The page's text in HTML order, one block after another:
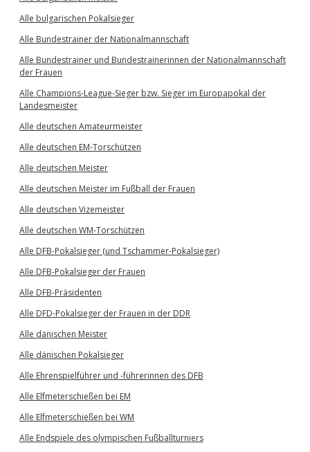
Alle bulgarischen Pokalsieger
Alle Bundestrainer der Nationalmannschaft
Alle Bundestrainer und Bundestrainerinnen der Nationalmannschaft
der Frauen
Alle Champions-League-Sieger bzw. Sieger im Europapokal der
Landesmeister
Alle deutschen Amateurmeister
Alle deutschen EM-Torschützen
Alle deutschen Meister
Alle deutschen Meister im Fußball der Frauen
Alle deutschen Vizemeister
Alle deutschen WM-Torschützen
Alle DFB-Pokalsieger (und Tschammer-Pokalsieger)
Alle DFB-Pokalsieger der Frauen
Alle DFB-Präsidenten
Alle DFD-Pokalsieger der Frauen in der DDR
Alle dänischen Meister
Alle dänischen Pokalsieger
Alle Ehrenspielführer und -führerinnen des DFB
Alle Elfmeterschießen bei EM
Alle Elfmeterschießen bei WM
Alle Endspiele des olympischen Fußballturniers